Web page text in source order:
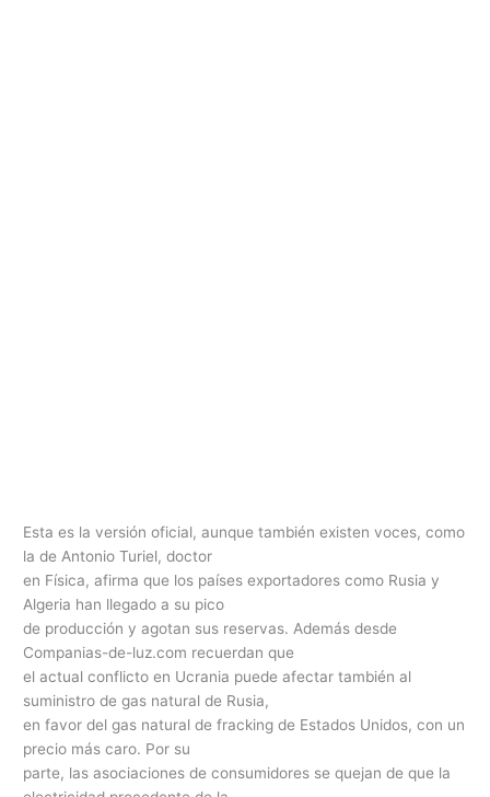
Esta es la versión oficial, aunque también existen voces, como
la de Antonio Turiel, doctor
en Física, afirma que los países exportadores como Rusia y
Algeria han llegado a su pico
de producción y agotan sus reservas. Además desde
Companias-de-luz.com recuerdan que
el actual conflicto en Ucrania puede afectar también al
suministro de gas natural de Rusia,
en favor del gas natural de fracking de Estados Unidos, con un
precio más caro. Por su
parte, las asociaciones de consumidores se quejan de que la